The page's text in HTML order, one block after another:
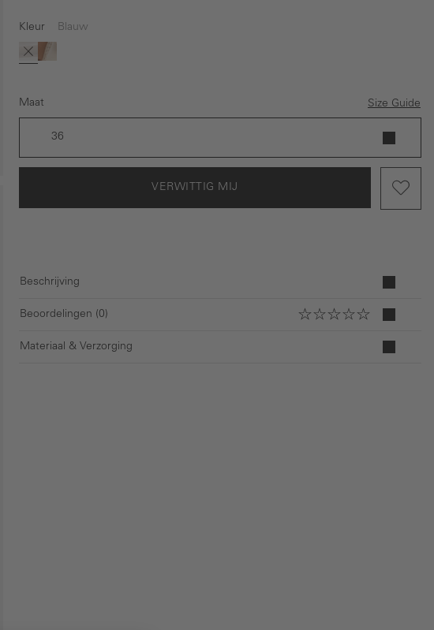
Kleur Blauw
Blauw
(Deze optie is momenteel niet beschikbaar.)
Bruin
Maat Size Guide
36
VERWITTIG MIJ
Beschrijving
Beoordelingen (0)
Materiaal & Verzorging